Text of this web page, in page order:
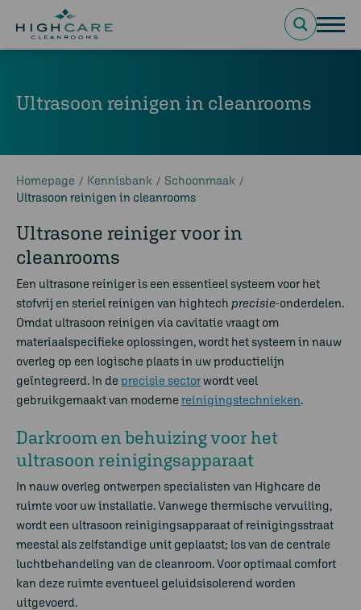
Ultrasoon reinigen in cleanrooms
Homepage / Kennisbank / Schoonmaak /
Ultrasoon reinigen in cleanrooms
Ultrasone reinigervoor in
cleanrooms
Een ultrasone reinigeris een essentieel systeem voor het
stofvrij en steriel reinigen van hightech precisie-onderdelen.
Omdat ultrasoon reinigen via cavitatie vraagt om
materiaalspecifieke oplossingen, wordt het systeem in nauw
overleg op een logische plaats in uw productielijn
geïntegreerd. In de precisie sectorwordt veel
gebruikgemaakt van moderne reinigingstechnieken.
Darkroom en behuizing voor het
ultrasoon reinigingsapparaat
In nauw overleg ontwerpen specialisten van Highcare de
ruimte voor uw installatie. Vanwege thermische vervuiling,
wordt een ultrasoon reinigingsapparaat ofreinigingsstraat
meestal als zelfstandige unit geplaatst; los van de centrale
luchtbehandeling van de cleanroom. Voor optimaal comfort
kan deze ruimte eventueel geluidsisolerend worden
uitgevoerd.